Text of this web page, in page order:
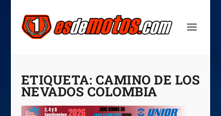
ETIQUETA: CAMINO DE LOS
NEVADOS COLOMBIA